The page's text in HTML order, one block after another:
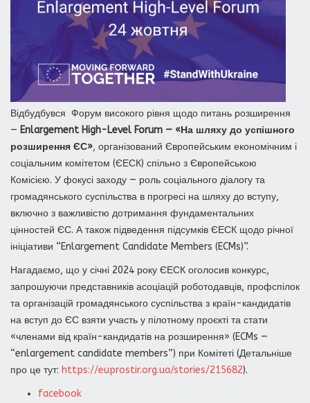
Відбудбувся Форум високого рівня щодо питань розширення
— Enlargement High-Level Forum — «На шляху до успішного
розширення ЄС», організований Європейським економічним і
соціальним комітетом (ЄЕСК) спільно з Європейською
Комісією. У фокусі заходу — роль соціального діалогу та
громадянського суспільства в прогресі на шляху до вступу,
включно з важливістю дотримання фундаментальних
цінностей ЄС. А також підведення підсумків ЄЕСК щодо річної
ініціативи “Enlargement Candidate Members (ECMs)”.
Нагадаємо, що у січні 2024 року ЄЕСК оголосив конкурс,
запрошуючи представників асоціацій роботодавців, профспілок
та організацій громадянського суспільства з країн-кандидатів
на вступ до ЄС взяти участь у пілотному проєкті та стати
«членами від країн-кандидатів на розширення» (ECMs —
“enlargement candidate members”) при Комітеті (Детальніше
про це тут: https://euprostir.org.ua/stories/215682).
facebook